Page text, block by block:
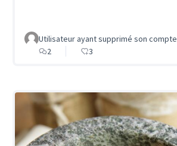
Utilisateur ayant supprimé son compte
2
3